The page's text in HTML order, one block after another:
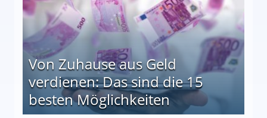
Von Zuhause aus Geld
verdienen: Das sind die 15
besten Möglichkeiten